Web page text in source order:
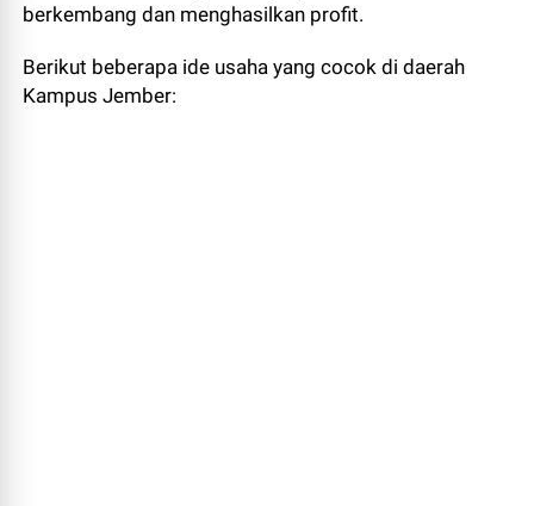
berkembang dan menghasilkan profit.
Berikut beberapa ide usaha yang cocok di daerah
Kampus Jember: